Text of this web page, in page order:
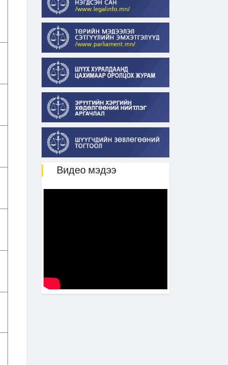
Видео мэдээ